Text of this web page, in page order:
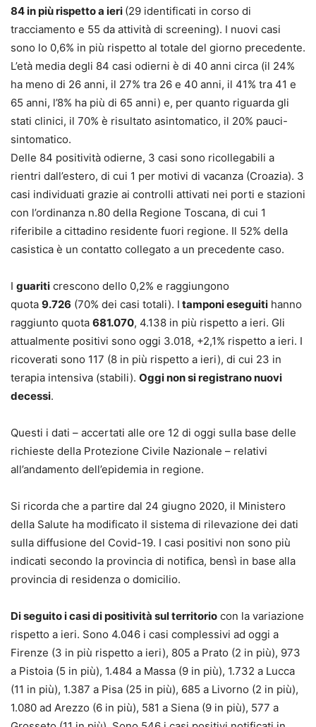
84 in più rispetto a ieri (29 identificati in corso di
tracciamento e 55 da attività di screening). I nuovi casi
sono lo 0,6% in più rispetto al totale del giorno precedente.
L’età media degli 84 casi odierni è di 40 anni circa (il 24%
ha meno di 26 anni, il 27% tra 26 e 40 anni, il 41% tra 41 e
65 anni, l’8% ha più di 65 anni) e, per quanto riguarda gli
stati clinici, il 70% è risultato asintomatico, il 20% pauci-
sintomatico.
Delle 84 positività odierne, 3 casi sono ricollegabili a
rientri dall’estero, di cui 1 per motivi di vacanza (Croazia). 3
casi individuati grazie ai controlli attivati nei porti e stazioni
con l’ordinanza n.80 della Regione Toscana, di cui 1
riferibile a cittadino residente fuori regione. Il 52% della
casistica è un contatto collegato a un precedente caso.
I guariti crescono dello 0,2% e raggiungono
quota 9.726 (70% dei casi totali). I tamponi eseguiti hanno
raggiunto quota 681.070, 4.138 in più rispetto a ieri. Gli
attualmente positivi sono oggi 3.018, +2,1% rispetto a ieri. I
ricoverati sono 117 (8 in più rispetto a ieri), di cui 23 in
terapia intensiva (stabili). Oggi non si registrano nuovi
decessi.
Questi i dati – accertati alle ore 12 di oggi sulla base delle
richieste della Protezione Civile Nazionale – relativi
all’andamento dell’epidemia in regione.
Si ricorda che a partire dal 24 giugno 2020, il Ministero
della Salute ha modificato il sistema di rilevazione dei dati
sulla diffusione del Covid-19. I casi positivi non sono più
indicati secondo la provincia di notifica, bensì in base alla
provincia di residenza o domicilio.
Di seguito i casi di positività sul territorio con la variazione
rispetto a ieri. Sono 4.046 i casi complessivi ad oggi a
Firenze (3 in più rispetto a ieri), 805 a Prato (2 in più), 973
a Pistoia (5 in più), 1.484 a Massa (9 in più), 1.732 a Lucca
(11 in più), 1.387 a Pisa (25 in più), 685 a Livorno (2 in più),
1.080 ad Arezzo (6 in più), 581 a Siena (9 in più), 577 a